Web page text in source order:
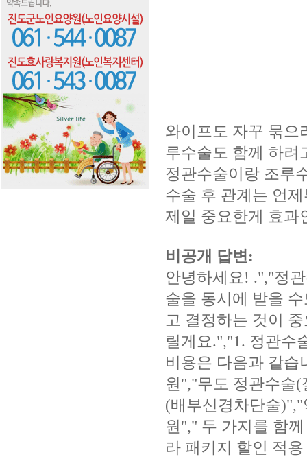
와이프도 자꾸 묶으
루수술도 함께 하려
정관수술이랑 조루
수술 후 관계는 언
제일 중요한게 효과
비공개 답변:
안녕하세요! .","정
술을 동시에 받을
고 결정하는 것이
릴게요.","1. 정관수
비용은 다음과 같습
원","무도 정관수술(
(배부신경차단술)","
원"," 두 가지를 함
라 패키지 할인 적